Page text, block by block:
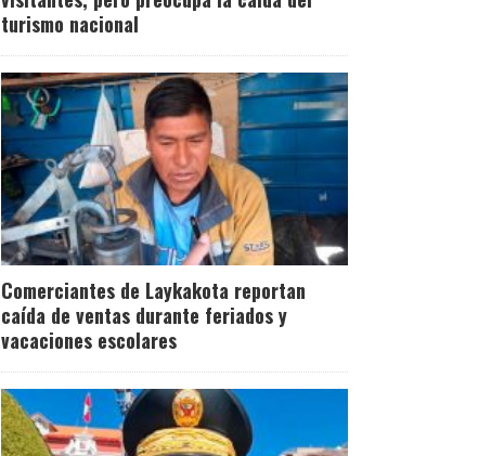
turismo nacional
Comerciantes de Laykakota reportan
caída de ventas durante feriados y
vacaciones escolares